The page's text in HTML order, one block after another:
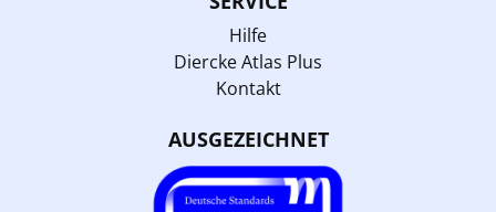
Hilfe
Diercke Atlas Plus
Kontakt
AUSGEZEICHNET